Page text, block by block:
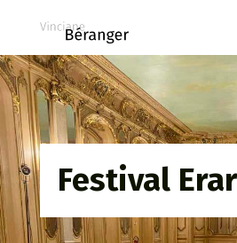
Festival